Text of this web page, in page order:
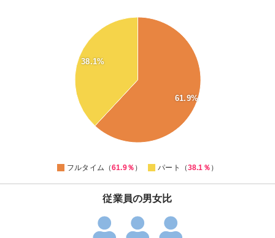
61.9%
38.1%
フルタイム（61.9％ ） パート（38.1％ ）
従業員の男女比